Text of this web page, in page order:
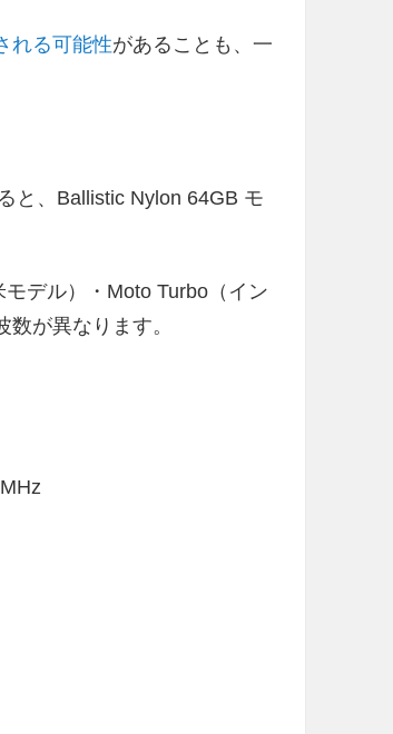
れる可能性があることも、一
と、Ballistic Nylon 64GB モ
デル）・Moto Turbo（イン
が異なります。